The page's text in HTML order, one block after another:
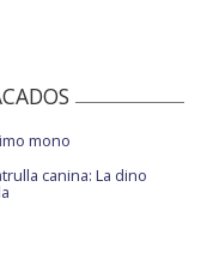
mono
canina: La dino